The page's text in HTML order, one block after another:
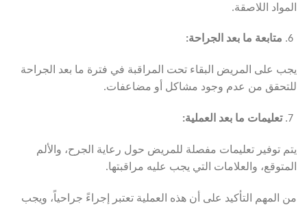
المواد اللاصقة.
متابعة ما بعد الجراحة:
يجب على المريض البقاء تحت المراقبة في فترة ما بعد الجراحة
للتحقق من عدم وجود مشاكل أو مضاعفات.
تعليمات ما بعد العملية:
يتم توفير تعليمات مفصلة للمريض حول رعاية الجرح، والألم
المتوقع، والعلامات التي يجب عليه مراقبتها.
من المهم التأكيد على أن هذه العملية تعتبر إجراءً جراحياً، ويجب